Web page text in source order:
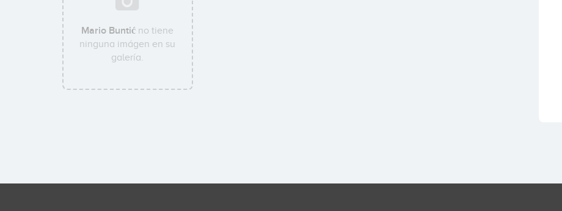
Mario Buntić no tiene
ninguna imágen en su
galería.